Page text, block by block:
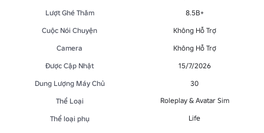
Lượt Ghé Thăm
8.5B+
Cuộc Nói Chuyện
Không Hỗ Trợ
Camera
Không Hỗ Trợ
Được Cập Nhật
15/7/2026
Dung Lượng Máy Chủ
30
Thể Loại
Roleplay & Avatar Sim
Thể loại phụ Life